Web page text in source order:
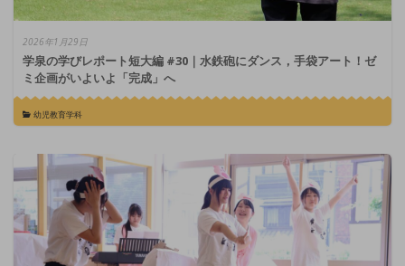
2026年1月29日
学泉の学びレポート短大編 #30｜水鉄砲にダンス，手袋アート！ゼ
ミ企画がいよいよ「完成」へ
幼児教育学科